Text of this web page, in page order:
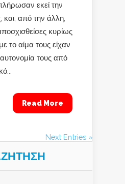
εκεί την
και, από την άλλη,
κυρίως
το αίμα τους είχαν
τους από
Read More
Next Entries »